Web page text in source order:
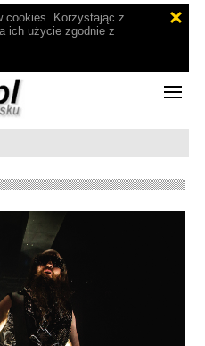
cookies. Korzystając z
ich użycie zgodnie z